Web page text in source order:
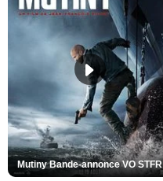
Mutiny Bande-annonce VO STFR